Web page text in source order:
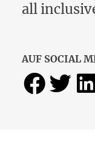
all
AUF SOCIAL